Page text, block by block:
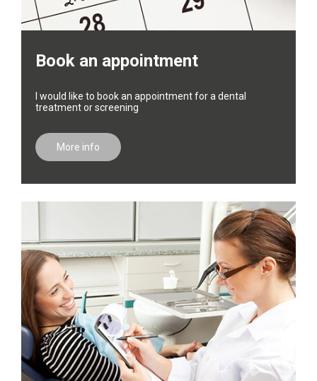
Book an appointment
I would like to book an appointment for a dental
treatment or screening
More info